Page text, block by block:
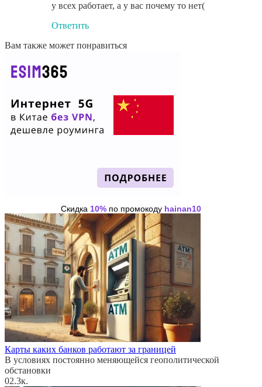
у всех работает, а у вас почему то нет(
Ответить
Вам также может понравиться
Скидка 10% по промокоду hainan10
Карты каких банков работают за границей
В условиях постоянно меняющейся геополитической
обстановки
02.3к.